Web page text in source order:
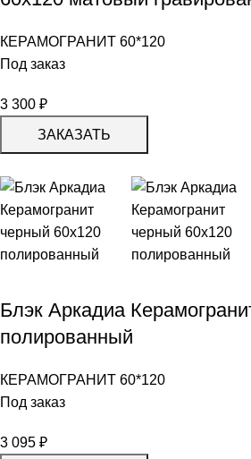
КЕРАМОГРАНИТ 60*120
Под заказ
3 300 ₽
ЗАКАЗАТЬ
Блэк Аркадиа
полированный
КЕРАМОГРАНИТ 60*120
Под заказ
3 095 ₽